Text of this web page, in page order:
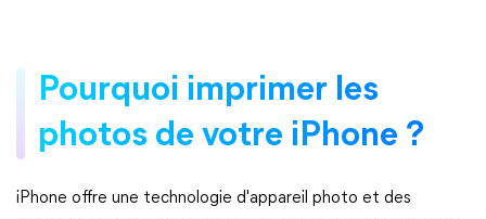
Pourquoi imprimer les
photos de votre iPhone ?
iPhone offre une technologie d'appareil photo et des